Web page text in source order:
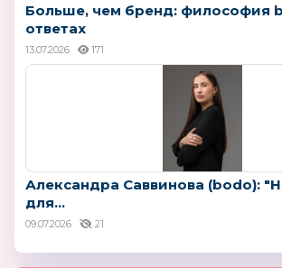
Больше, чем бренд: философия
ответах
13.07.2026 171
Александра Саввинова (bodo):
для...
09.07.2026 21